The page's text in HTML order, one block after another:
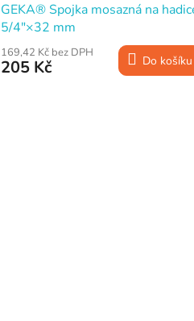
GEKA® Spojka mosazná na
5/4"×32 mm
169,42 Kč bez DPH
205 Kč Do košíku